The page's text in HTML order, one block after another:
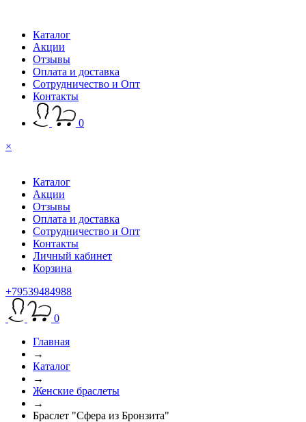
Каталог
Акции
Отзывы
Оплата и доставка
Сотрудничество и Опт
Контакты
0
×
Каталог
Акции
Отзывы
Оплата и доставка
Сотрудничество и Опт
Контакты
Личный кабинет
Корзина
+79539484988
0
Главная
→
Каталог
→
Женские браслеты
→
Браслет "Сфера из Бронзита"